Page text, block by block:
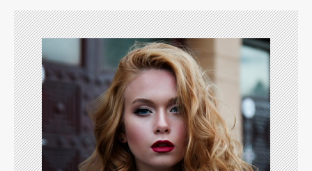
v
i
g
a
t
i
o
n